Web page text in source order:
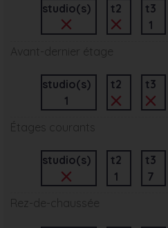
studio(s) t2
t3
1
Avant-dernier étage
studio(s)
1
t2 t3
Étages courants
studio(s)
t2
1
t3
7
Rez-de-chaussée